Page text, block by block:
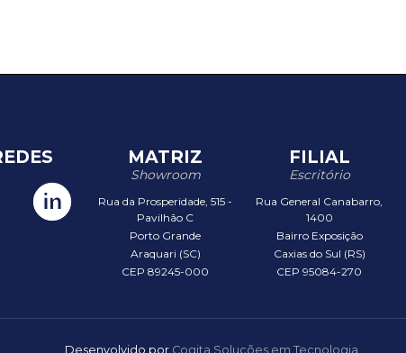
MATRIZ
Showroom
Rua da Prosperidade, 515 -
Pavilhão C
Porto Grande
Araquari (SC)
CEP 89245-000
FILIAL
Escritório
Rua General Canabarro,
1400
Bairro Exposição
Caxias do Sul (RS)
CEP 95084-270
Desenvolvido por Cogita Soluções em Tecnologia